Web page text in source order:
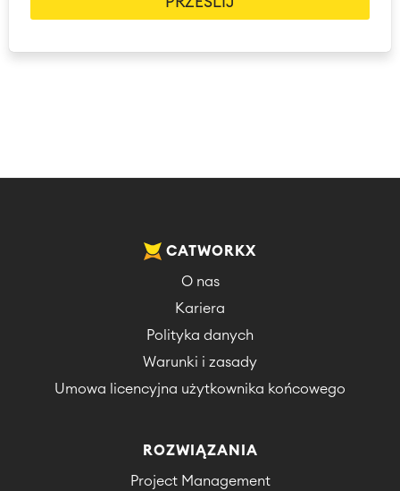
CATWORKX
O nas
Kariera
Polityka danych
Warunki i zasady
Umowa licencyjna użytkownika końcowego
ROZWIĄZANIA
Project Management